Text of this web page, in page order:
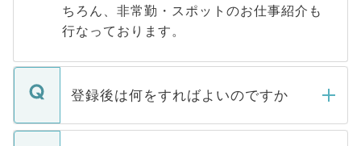
ちろん、非常勤・スポットのお仕事紹介も
行なっております。
登録後は何をすればよいのですか
ご登録いただきましたら、弊社担当者がご